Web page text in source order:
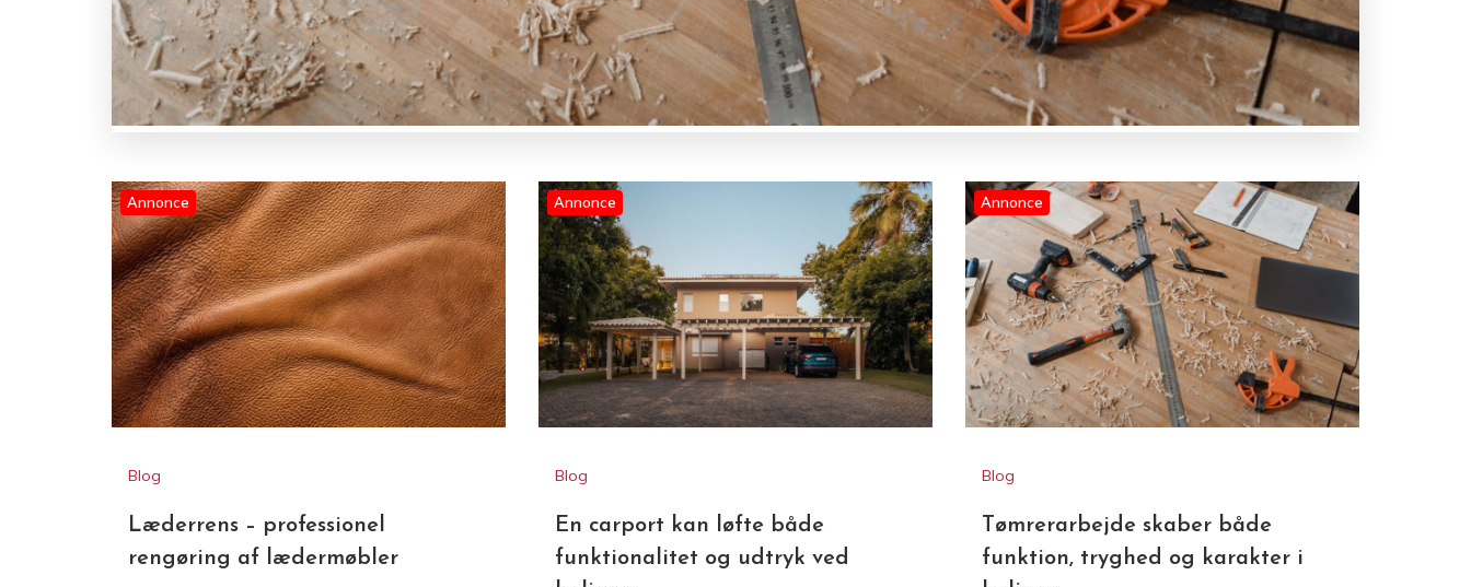
Annonce
Læderrens – professionel
rengøring af lædermøbler
Annonce
En carport kan løfte både
funktionalitet og udtryk ved
boligen
Annonce
Tømrerarbejde skaber både
funktion, tryghed og karakter i
boligen